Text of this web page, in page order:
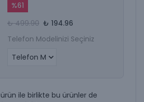
%61
₺ 499.90 ₺ 194.96
Telefon Modelinizi Seçiniz
ile birlikte bu ürünler de